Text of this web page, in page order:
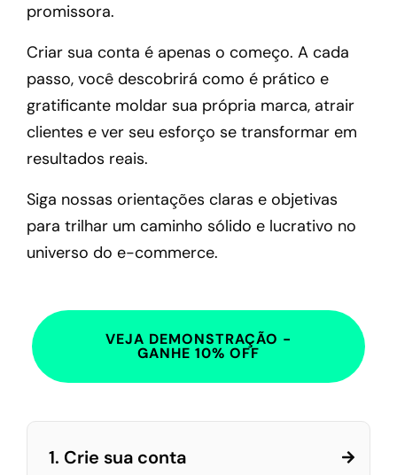
promissora.
Criar sua conta é apenas o começo. A cada
passo, você descobrirá como é prático e
gratificante moldar sua própria marca, atrair
clientes e ver seu esforço se transformar em
resultados reais.
Siga nossas orientações claras e objetivas
para trilhar um caminho sólido e lucrativo no
universo do e-commerce.
VEJA DEMONSTRAÇÃO -
GANHE 10% OFF
1. Crie sua conta